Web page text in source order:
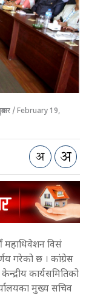
/ February 19,
महाधिवेशन विसं
गरेको छ । कांग्रेस
कार्यसमितिको
मुख्य सचिव